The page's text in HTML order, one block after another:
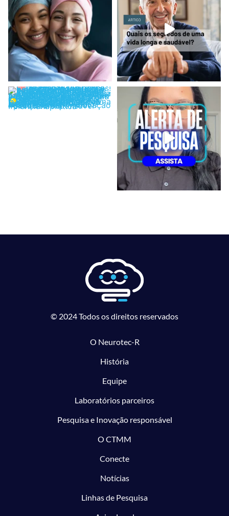
© 2024 Todos os direitos reservados
O Neurotec-R
História
Equipe
Laboratórios parceiros
Pesquisa e Inovação responsável
O CTMM
Conecte
Notícias
Linhas de Pesquisa